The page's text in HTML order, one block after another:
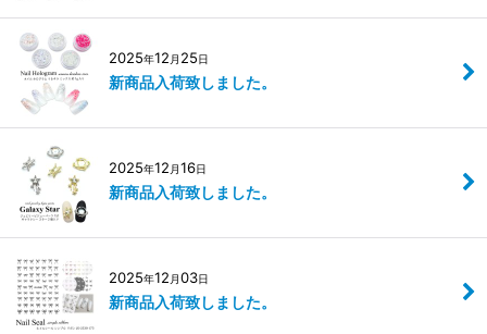
2025年12 月 25日
新商品入荷致しました。
2025年12 月16日
新商品入荷致しました。
2025年12 月03日
新商品入荷致しました。